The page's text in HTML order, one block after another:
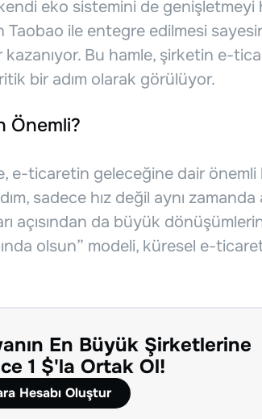
eko sistemini de genişletmeyi
Taobao ile entegre edilmesi
kazanıyor. Bu hamle, şirketin e-
bir adım olarak görülüyor.
Önemli?
e-ticaretin geleceğine dair önemli
sadece hız değil aynı
açısından da büyük
olsun” modeli, küresel e-
En Büyük Şirketlerine
1 $'la Ortak Ol!
Hesabı Oluştur